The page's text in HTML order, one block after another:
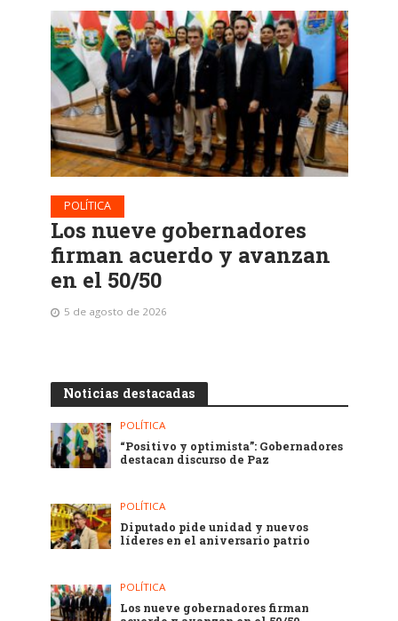
POLÍTICA
Los nueve gobernadores
firman acuerdo y avanzan
en el 50/50
5 de agosto de 2026
Noticias destacadas
POLÍTICA
“Positivo y optimista”: Gobernadores
destacan discurso de Paz
POLÍTICA
Diputado pide unidad y nuevos
líderes en el aniversario patrio
POLÍTICA
Los nueve gobernadores firman